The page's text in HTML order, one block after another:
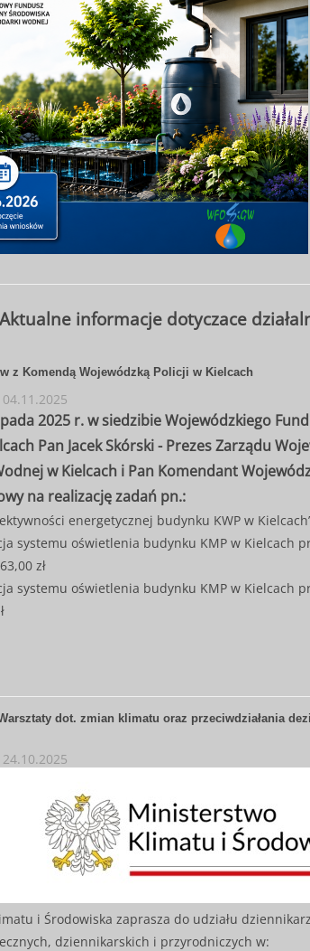
Aktualne informacje dotyczace
z Komendą Wojewódzką Policji w Kielcach
2025 r. w siedzibie Wojewódzkiego
Pan Jacek Skórski - Prezes Zarządu
w Kielcach i Pan Komendant
na realizację zadań pn.:
energetycznej budynku KWP w
systemu oświetlenia budynku KMP w Kielcach
zł
systemu oświetlenia budynku KMP w Kielcach
dot. zmian klimatu oraz przeciwdziałania
i Środowiska zaprasza do udziału
dziennikarskich i przyrodniczych w: